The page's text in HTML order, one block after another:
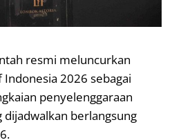
resmi meluncurkan
2026 sebagai
penyelenggaraan
dijadwalkan berlangsung